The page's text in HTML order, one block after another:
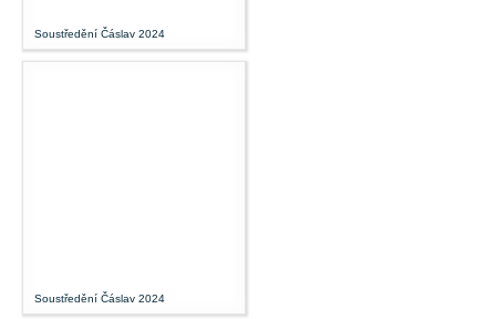
Soustředění Čáslav 2024
Soustředění Čáslav 2024